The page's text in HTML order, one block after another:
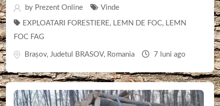
by Prezent Online Vinde
EXPLOATARI FORESTIERE, LEMN DE FOC, LEMN
FOC FAG
Braşov, Judetul BRASOV, Romania 7 luni ago